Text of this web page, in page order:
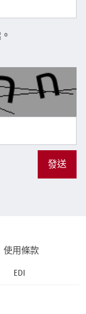
發送
使用條款
EDI